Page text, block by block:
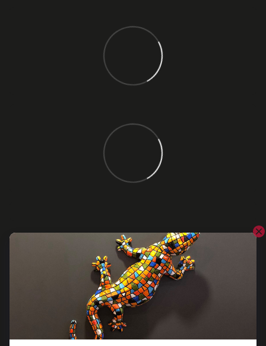
Додайте перший відгук